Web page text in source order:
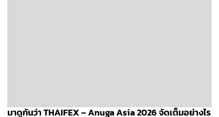
มาดูกันว่า THAIFEX – Anuga Asia 2026 จัดเต็มอย่างไร